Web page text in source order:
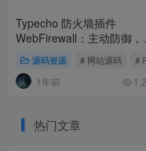
Typecho 防火墙插件
WebFirewall：主动防御，
护您的网站安全
源码资源 # 网站源码 #
1年前
热门文章